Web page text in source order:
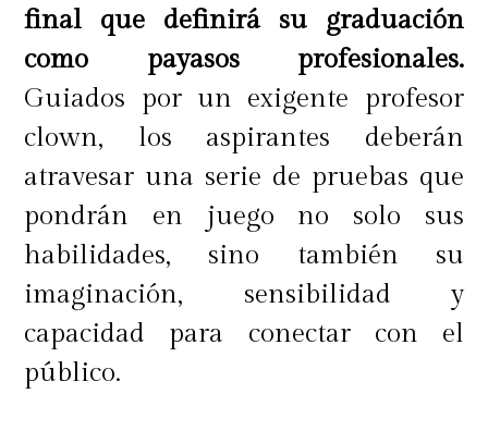
final que definirá su graduación
como payasos profesionales.
Guiados por un exigente profesor
clown, los aspirantes deberán
atravesar una serie de pruebas que
pondrán en juego no solo sus
habilidades, sino también su
imaginación, sensibilidad y
capacidad para conectar con el
público.